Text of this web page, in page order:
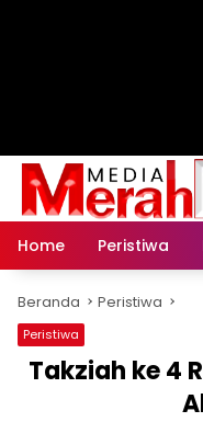
Home Peristiwa
Beranda Peristiwa
Peristiwa
Takziah ke 4